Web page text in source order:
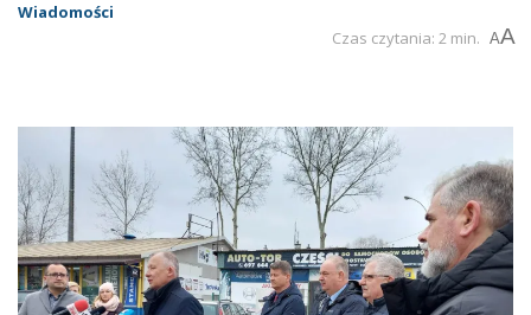
Wiadomości
Czas czytania: 2 min. AA